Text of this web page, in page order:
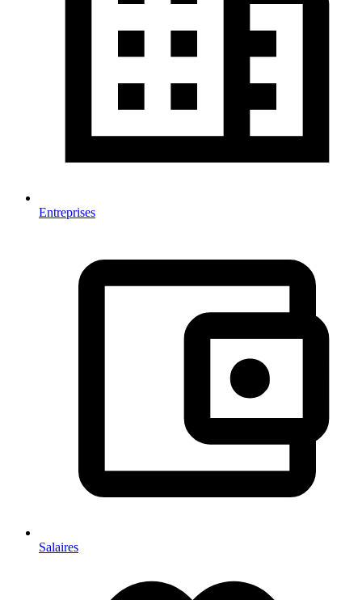
Entreprises
Salaires